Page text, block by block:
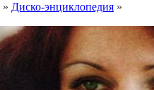
» Диско-энциклопедия »